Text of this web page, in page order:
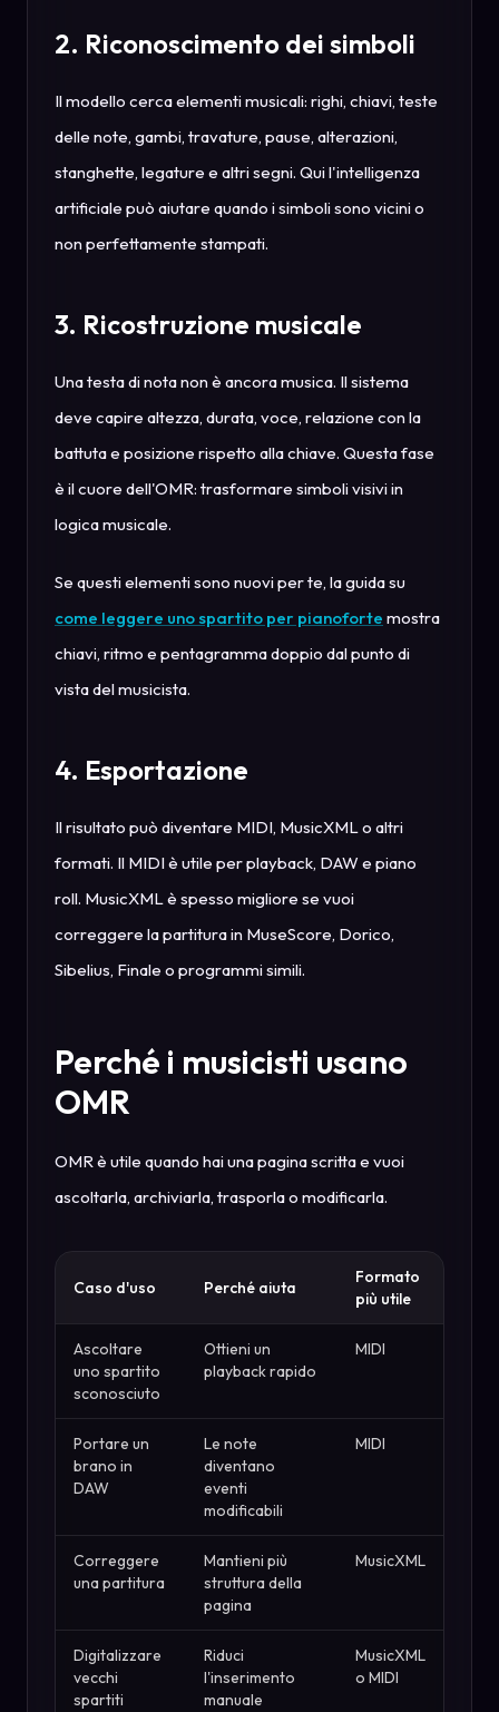
2. Riconoscimento dei simboli
Il modello cerca elementi musicali: righi, chiavi, teste
delle note, gambi, travature, pause, alterazioni,
stanghette, legature e altri segni. Qui l'intelligenza
artificiale può aiutare quando i simboli sono vicini o
non perfettamente stampati.
3. Ricostruzione musicale
Una testa di nota non è ancora musica. Il sistema
deve capire altezza, durata, voce, relazione con la
battuta e posizione rispetto alla chiave. Questa fase
è il cuore dell'OMR: trasformare simboli visivi in
logica musicale.
Se questi elementi sono nuovi per te, la guida su
come leggere uno spartito per pianoforte mostra
chiavi, ritmo e pentagramma doppio dal punto di
vista del musicista.
4. Esportazione
Il risultato può diventare MIDI, MusicXML o altri
formati. Il MIDI è utile per playback, DAW e piano
roll. MusicXML è spesso migliore se vuoi
correggere la partitura in MuseScore, Dorico,
Sibelius, Finale o programmi simili.
Perché i musicisti usano
OMR
OMR è utile quando hai una pagina scritta e vuoi
ascoltarla, archiviarla, trasporla o modificarla.
Caso d'uso Perché aiuta
Formato
più utile
Ascoltare
uno spartito
sconosciuto
Ottieni un
playback rapido
MIDI
Portare un
brano in
DAW
Le note
diventano
eventi
modificabili
MIDI
Correggere
una partitura
Mantieni più
struttura della
pagina
MusicXML
Digitalizzare
vecchi
spartiti
Riduci
l'inserimento
manuale
MusicXML
o MIDI